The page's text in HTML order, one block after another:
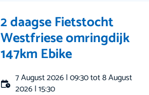
2 daagse Fietstocht
Westfriese omringdijk
147km Ebike
7 August 2026 | 09:30 tot 8 August
2026 | 15:30